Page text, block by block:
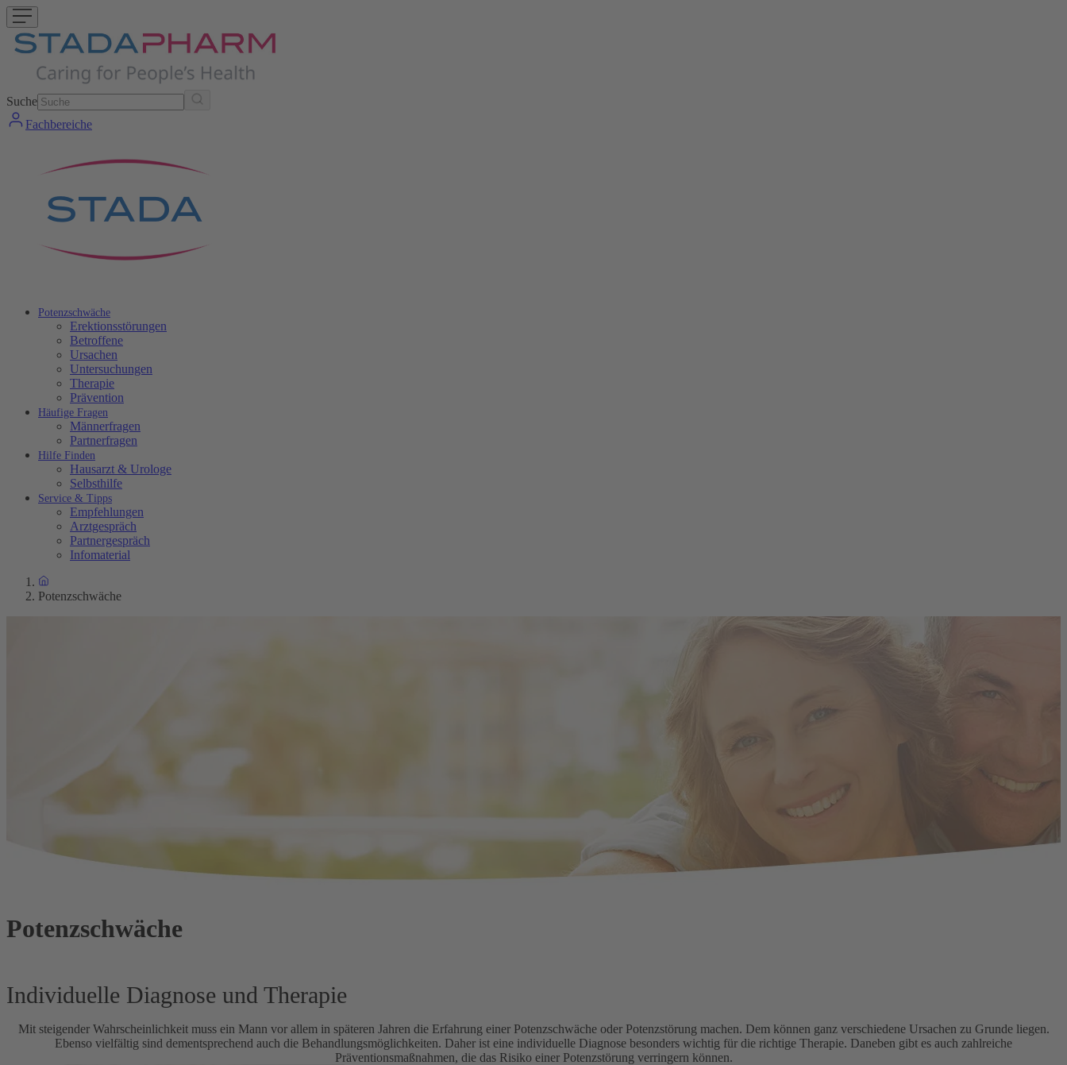
Suche
Fachbereiche
Potenzschwäche
Erektionsstörungen
Betroffene
Ursachen
Untersuchungen
Therapie
Prävention
Häufige Fragen
Männerfragen
Partnerfragen
Hilfe Finden
Hausarzt & Urologe
Selbsthilfe
Service & Tipps
Empfehlungen
Arztgespräch
Partnergespräch
Infomaterial
Potenzschwäche
Potenzschwäche
Individuelle Diagnose und Therapie
Mit steigender Wahrscheinlichkeit muss ein Mann vor allem in späteren Jahren die Erfahrung einer Potenzschwäche oder Potenzstörung machen. Dem können ganz verschiedene Ursachen zu Grunde liegen.
Ebenso vielfältig sind dementsprechend auch die Behandlungsmöglichkeiten. Daher ist eine individuelle Diagnose besonders wichtig für die richtige Therapie. Daneben gibt es auch zahlreiche
Präventionsmaßnahmen, die das Risiko einer Potenzstörung verringern können.